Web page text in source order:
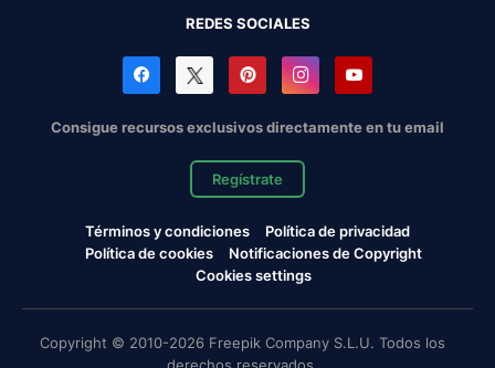
REDES SOCIALES
Consigue recursos exclusivos directamente en tu email
Regístrate
Términos y condiciones
Política de privacidad
Política de cookies
Notificaciones de Copyright
Cookies settings
Copyright © 2010-2026 Freepik Company S.L.U. Todos los